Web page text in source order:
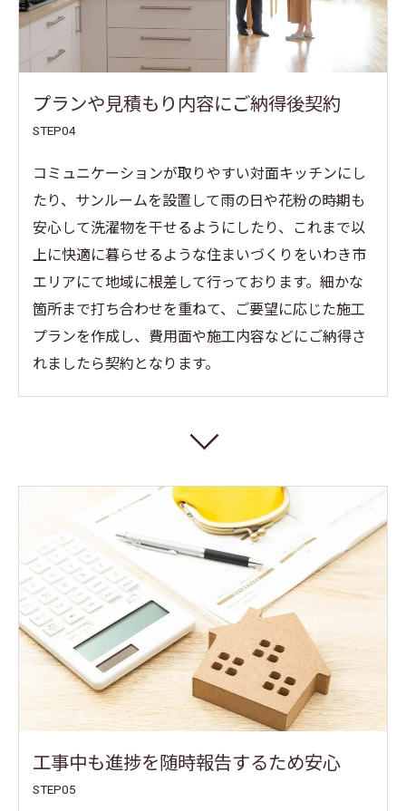
プランや見積もり内容にご納得後契約
STEP04
コミュニケーションが取りやすい対面キッチンにし
たり、サンルームを設置して雨の日や花粉の時期も
安心して洗濯物を干せるようにしたり、これまで以
上に快適に暮らせるような住まいづくりをいわき市
エリアにて地域に根差して行っております。細かな
箇所まで打ち合わせを重ねて、ご要望に応じた施工
プランを作成し、費用面や施工内容などにご納得さ
れましたら契約となります。
工事中も進捗を随時報告するため安心
STEP05